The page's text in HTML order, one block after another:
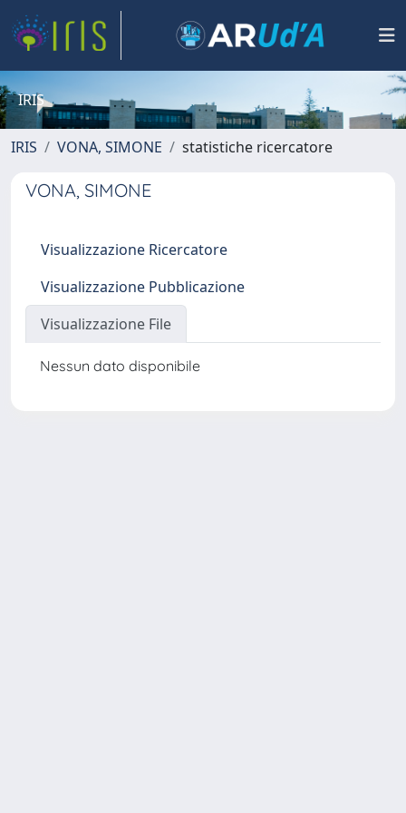
IRIS
IRIS VONA, SIMONE statistiche ricercatore
VONA, SIMONE
Visualizzazione Ricercatore
Visualizzazione Pubblicazione
Visualizzazione File
Nessun dato disponibile